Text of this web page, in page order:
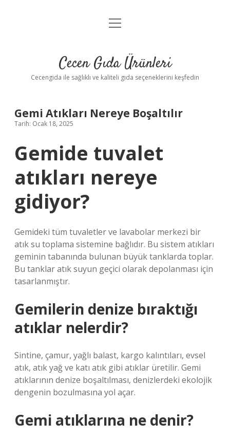
Anasayfa
Yasal Uyarı
menüyü
Cecen Gıda Ürünleri
Cecengida ile sağlıklı ve kaliteli gıda seçeneklerini keşfedin
Gemi Atıkları Nereye Boşaltılır
Tarih: Ocak 18, 2025
Gemide tuvalet
atıkları nereye
gidiyor?
Gemideki tüm tuvaletler ve lavabolar merkezi bir
atık su toplama sistemine bağlıdır. Bu sistem atıkları
geminin tabanında bulunan büyük tanklarda toplar.
Bu tanklar atık suyun geçici olarak depolanması için
tasarlanmıştır.
Gemilerin denize bıraktığı
atıklar nelerdir?
Sintine, çamur, yağlı balast, kargo kalıntıları, evsel
atık, atık yağ ve katı atık gibi atıklar üretilir. Gemi
atıklarının denize boşaltılması, denizlerdeki ekolojik
dengenin bozulmasına yol açar.
Gemi atıklarına ne denir?